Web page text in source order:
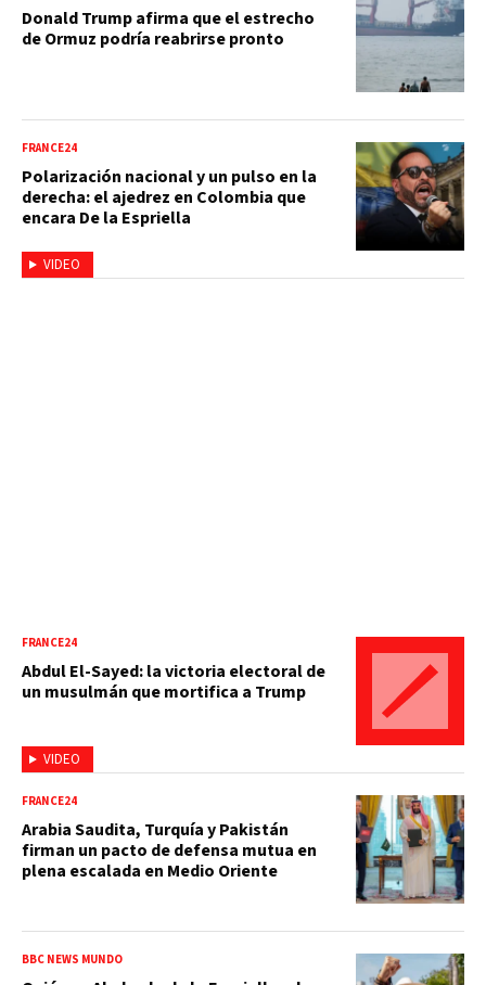
Donald Trump afirma que el estrecho
de Ormuz podría reabrirse pronto
VIDEO
FRANCE24
Polarización nacional y un pulso en la
derecha: el ajedrez en Colombia que
encara De la Espriella
VIDEO
FRANCE24
Abdul El-Sayed: la victoria electoral de
un musulmán que mortifica a Trump
FRANCE24
Arabia Saudita, Turquía y Pakistán
firman un pacto de defensa mutua en
plena escalada en Medio Oriente
BBC NEWS MUNDO